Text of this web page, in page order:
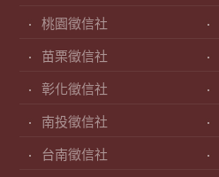
桃園徵信社
苗栗徵信社
彰化徵信社
南投徵信社
台南徵信社